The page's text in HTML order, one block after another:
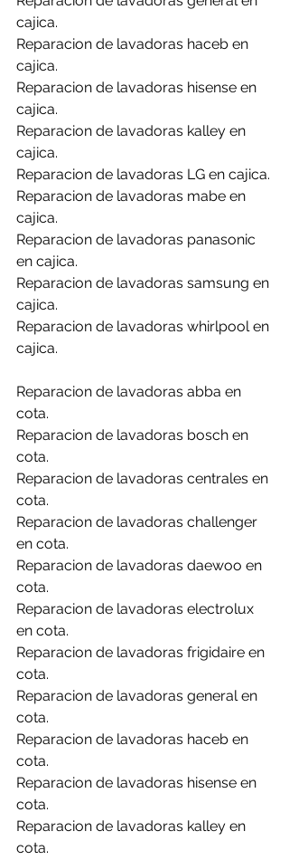
cajica.
Reparacion de lavadoras haceb en
cajica.
Reparacion de lavadoras hisense en
cajica.
Reparacion de lavadoras kalley en
cajica.
Reparacion de lavadoras LG en cajica.
Reparacion de lavadoras mabe en
cajica.
Reparacion de lavadoras panasonic
en cajica.
Reparacion de lavadoras samsung en
cajica.
Reparacion de lavadoras whirlpool en
cajica.
Reparacion de lavadoras abba en
cota.
Reparacion de lavadoras bosch en
cota.
Reparacion de lavadoras centrales en
cota.
Reparacion de lavadoras challenger
en cota.
Reparacion de lavadoras daewoo en
cota.
Reparacion de lavadoras electrolux
en cota.
Reparacion de lavadoras frigidaire en
cota.
Reparacion de lavadoras general en
cota.
Reparacion de lavadoras haceb en
cota.
Reparacion de lavadoras hisense en
cota.
Reparacion de lavadoras kalley en
cota.